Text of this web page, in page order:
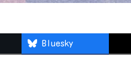
Bluesky